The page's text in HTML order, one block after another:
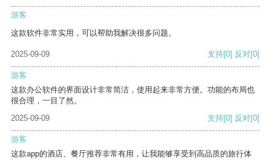
游客
这款软件非常实用，可以帮助我解决很多问题。
2025-09-09 支持[0] 反对[0]
游客
这款办公软件的界面设计非常简洁，使用起来非常方便。功能的布局也
很合理，一目了然。
2025-09-09
支持[0] 反对[0]
游客
这款app的酒店、餐厅推荐非常有用，让我能够享受到高品质的旅行体